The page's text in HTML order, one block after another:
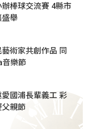
辦棒球交流賽 4縣市
盛舉
術家共創作品 同
音樂節
愛國浦長輩義工 彩
父親節